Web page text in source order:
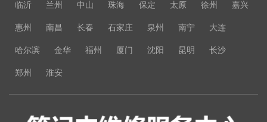
临沂 兰州 中山 珠海 保定 太原 徐州 嘉兴
惠州 南昌 长春 石家庄 泉州 南宁 大连
哈尔滨 金华 福州 厦门 沈阳 昆明 长沙
郑州 淮安